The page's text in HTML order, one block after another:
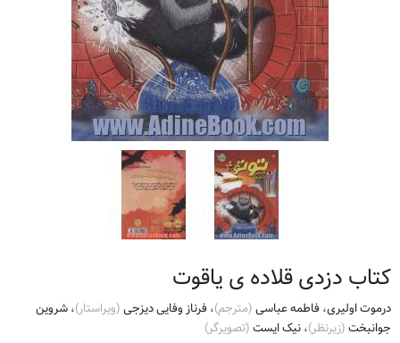
کتاب دزدی قلاده ی یاقوت
درموت اولیری، فاطمه عباسی(مترجم)، فرناز وفایی دیزجی(ويراستار)،شروین
جوانبخت(زيرنظر)،نیک ایست(تصويرگر)